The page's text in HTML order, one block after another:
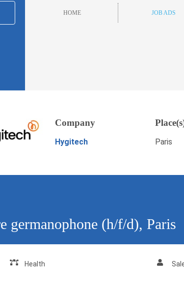
HOME JOB ADS
APPLY NOW
Company
Hygitech Paris
germanophone (h/f/d), Paris
Health